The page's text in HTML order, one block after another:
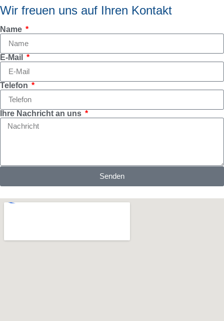
Wir freuen uns auf Ihren Kontakt
Name
E-Mail
Telefon
Ihre Nachricht an uns
Senden